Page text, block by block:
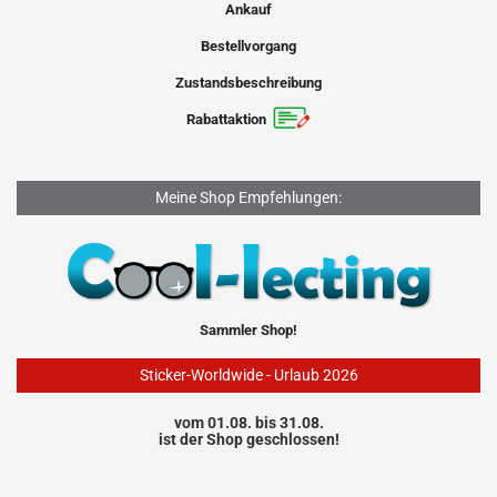
Ankauf
Bestellvorgang
Zustandsbeschreibung
Rabattaktion
Meine Shop Empfehlungen:
Sammler Shop!
Sticker-Worldwide - Urlaub 2026
vom 01.08. bis 31.08.
ist der Shop geschlossen!